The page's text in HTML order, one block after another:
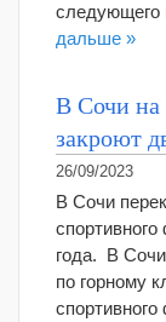
следующего
дальше »
В Сочи на
закроют
26/09/2023
В Сочи
года. В
по горному